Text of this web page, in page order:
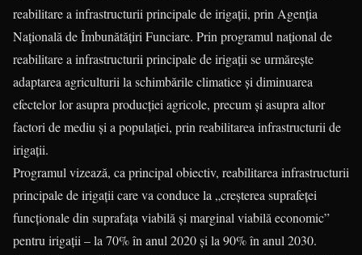
reabilitare a infrastructurii principale de irigaţii, prin Agenţia
Naţională de Îmbunătăţiri Funciare. Prin programul naţional de
reabilitare a infrastructurii principale de irigaţii se urmărește
adaptarea agriculturii la schimbările climatice şi diminuarea
efectelor lor asupra producţiei agricole, precum şi asupra altor
factori de mediu şi a populaţiei, prin reabilitarea infrastructurii de
irigaţii.
Programul vizează, ca principal obiectiv, reabilitarea infrastruc­turii
principale de irigaţii care va conduce la „creşterea suprafeţei
funcţionale din suprafaţa viabilă și marginal viabilă economic”
pentru irigaţii – la 70% în anul 2020 şi la 90% în anul 2030.